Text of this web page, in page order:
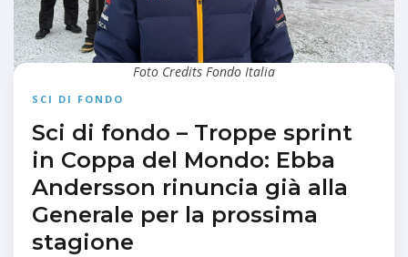
SCI DI FONDO
Sci di fondo – Troppe sprint
in Coppa del Mondo: Ebba
Andersson rinuncia già alla
Generale per la prossima
stagione
Foto Credits Fondo Italia